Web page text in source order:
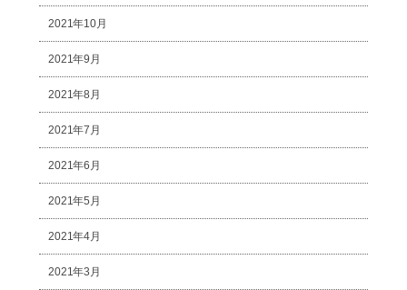
2021年10月
2021年9月
2021年8月
2021年7月
2021年6月
2021年5月
2021年4月
2021年3月